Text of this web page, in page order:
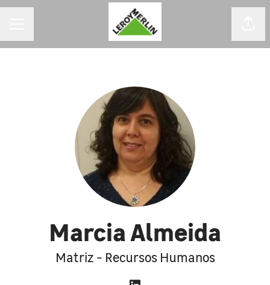
Marcia Almeida
Matriz - Recursos Humanos